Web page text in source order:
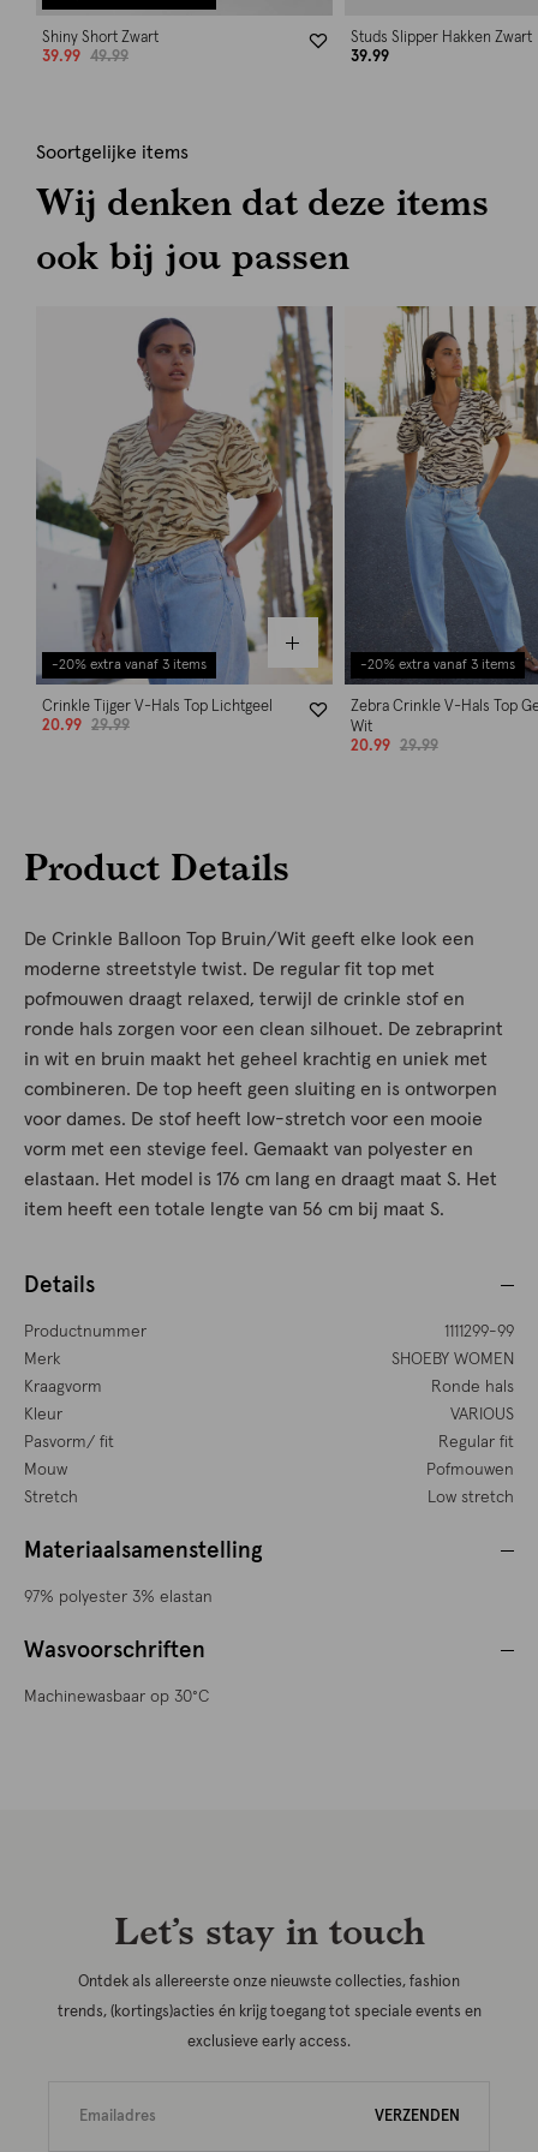
Shiny Short Zwart
39.99
49.99
Studs Slipper Hakken Zwart
39.99
Soortgelijke items
Wij denken dat deze items
ook bij jou passen
-20% extra vanaf 3 items
Crinkle Tijger V-Hals Top Lichtgeel
20.99
29.99
-20% extra vanaf 3 items
Zebra Crinkle V-Hals Top
Wit
20.99
29.99
Product Details
De Crinkle Balloon Top Bruin/Wit geeft elke look een
moderne streetstyle twist. De regular fit top met
pofmouwen draagt relaxed, terwijl de crinkle stof en
ronde hals zorgen voor een clean silhouet. De zebraprint
in wit en bruin maakt het geheel krachtig en uniek met
combineren. De top heeft geen sluiting en is ontworpen
voor dames. De stof heeft low-stretch voor een mooie
vorm met een stevige feel. Gemaakt van polyester en
elastaan. Het model is 176 cm lang en draagt maat S. Het
item heeft een totale lengte van 56 cm bij maat S.
Details
Productnummer
1111299-99
Merk
SHOEBY WOMEN
Kraagvorm
Ronde hals
Kleur
VARIOUS
Pasvorm/ fit
Regular fit
Mouw
Pofmouwen
Stretch
Low stretch
Materiaalsamenstelling
97% polyester 3% elastan
Wasvoorschriften
Machinewasbaar op 30°C
Let’s stay in touch
Ontdek als allereerste onze nieuwste collecties, fashion
trends, (kortings)acties én krijg toegang tot speciale events en
exclusieve early access.
VERZENDEN